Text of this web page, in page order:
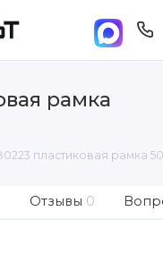
рамка
пластиковая рамка
Отзывы 0